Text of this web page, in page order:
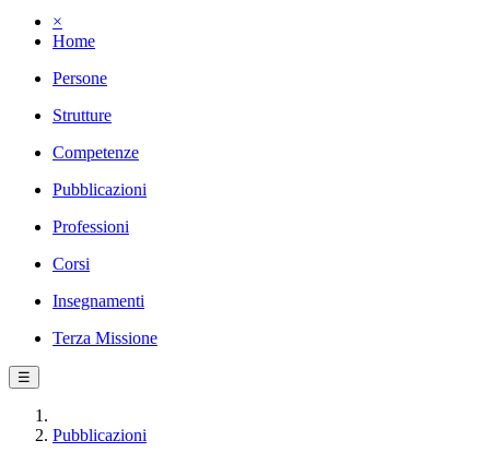
×
Home
Persone
Strutture
Competenze
Pubblicazioni
Professioni
Corsi
Insegnamenti
Terza Missione
☰
Pubblicazioni